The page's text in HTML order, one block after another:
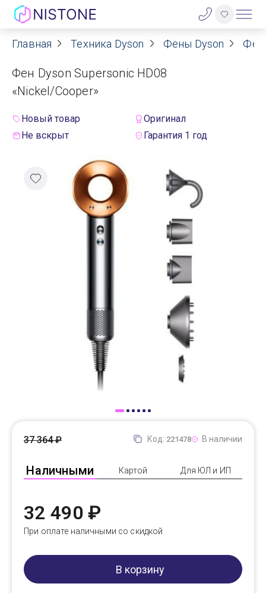
Акции
О нас
Договор оферты
Реквизиты
Контакты
Самовывоз
Главная Техника Dyson Фены Dyson Фен
Фен Dyson Supersonic HD08
«Nickel/Cooper»
Новый товар
Оригинал
Не вскрыт
Гарантия 1 год
Код: 221478 В наличии
Наличными Картой Для ЮЛ и ИП
37 364 ₽
32 490 ₽
При оплате наличными со скидкой
В корзину